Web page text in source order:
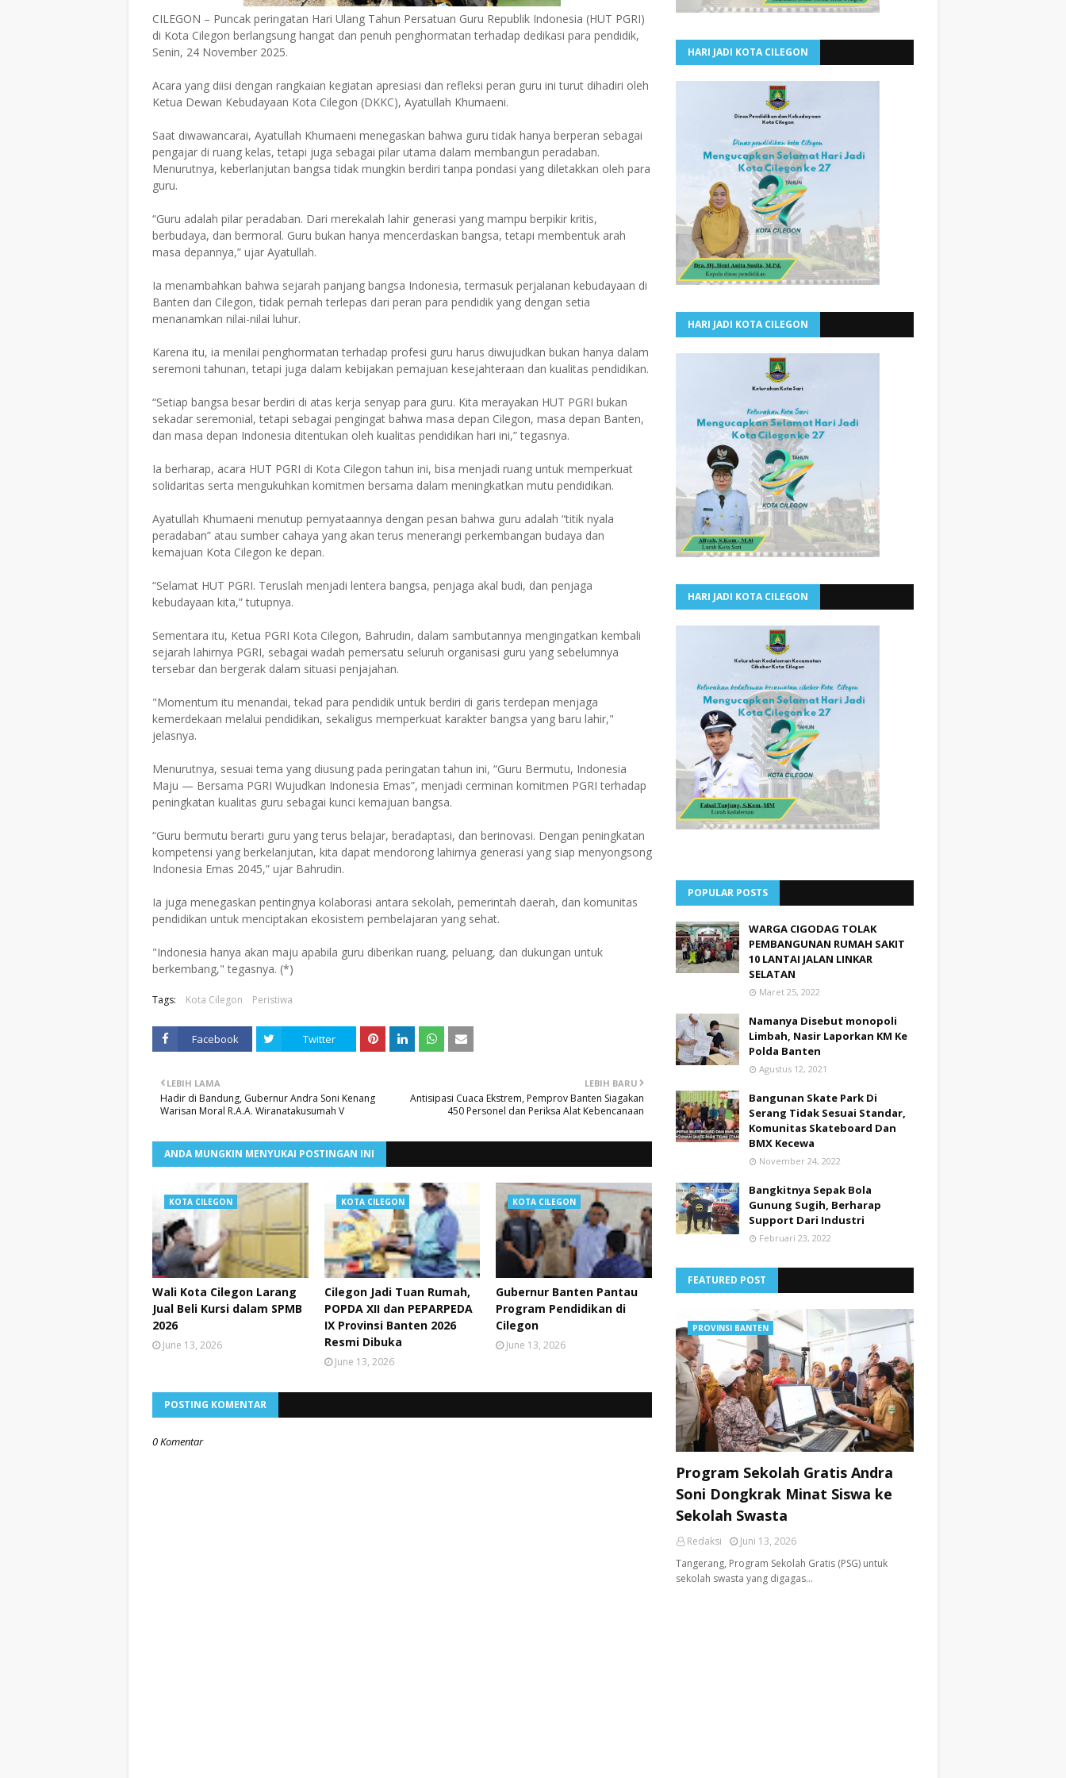
CILEGON – Puncak peringatan Hari Ulang Tahun Persatuan Guru Republik Indonesia (HUT PGRI)
di Kota Cilegon berlangsung hangat dan penuh penghormatan terhadap dedikasi para pendidik,
Senin, 24 November 2025.
Acara yang diisi dengan rangkaian kegiatan apresiasi dan refleksi peran guru ini turut dihadiri oleh
Ketua Dewan Kebudayaan Kota Cilegon (DKKC), Ayatullah Khumaeni.
Saat diwawancarai, Ayatullah Khumaeni menegaskan bahwa guru tidak hanya berperan sebagai
pengajar di ruang kelas, tetapi juga sebagai pilar utama dalam membangun peradaban.
Menurutnya, keberlanjutan bangsa tidak mungkin berdiri tanpa pondasi yang diletakkan oleh para
guru.
“Guru adalah pilar peradaban. Dari merekalah lahir generasi yang mampu berpikir kritis,
berbudaya, dan bermoral. Guru bukan hanya mencerdaskan bangsa, tetapi membentuk arah
masa depannya,” ujar Ayatullah.
Ia menambahkan bahwa sejarah panjang bangsa Indonesia, termasuk perjalanan kebudayaan di
Banten dan Cilegon, tidak pernah terlepas dari peran para pendidik yang dengan setia
menanamkan nilai-nilai luhur.
Karena itu, ia menilai penghormatan terhadap profesi guru harus diwujudkan bukan hanya dalam
seremoni tahunan, tetapi juga dalam kebijakan pemajuan kesejahteraan dan kualitas pendidikan.
“Setiap bangsa besar berdiri di atas kerja senyap para guru. Kita merayakan HUT PGRI bukan
sekadar seremonial, tetapi sebagai pengingat bahwa masa depan Cilegon, masa depan Banten,
dan masa depan Indonesia ditentukan oleh kualitas pendidikan hari ini,” tegasnya.
Ia berharap, acara HUT PGRI di Kota Cilegon tahun ini, bisa menjadi ruang untuk memperkuat
solidaritas serta mengukuhkan komitmen bersama dalam meningkatkan mutu pendidikan.
Ayatullah Khumaeni menutup pernyataannya dengan pesan bahwa guru adalah “titik nyala
peradaban” atau sumber cahaya yang akan terus menerangi perkembangan budaya dan
kemajuan Kota Cilegon ke depan.
“Selamat HUT PGRI. Teruslah menjadi lentera bangsa, penjaga akal budi, dan penjaga
kebudayaan kita,” tutupnya.
Sementara itu, Ketua PGRI Kota Cilegon, Bahrudin, dalam sambutannya mengingatkan kembali
sejarah lahirnya PGRI, sebagai wadah pemersatu seluruh organisasi guru yang sebelumnya
tersebar dan bergerak dalam situasi penjajahan.
"Momentum itu menandai, tekad para pendidik untuk berdiri di garis terdepan menjaga
kemerdekaan melalui pendidikan, sekaligus memperkuat karakter bangsa yang baru lahir,"
jelasnya.
Menurutnya, sesuai tema yang diusung pada peringatan tahun ini, “Guru Bermutu, Indonesia
Maju — Bersama PGRI Wujudkan Indonesia Emas”, menjadi cerminan komitmen PGRI terhadap
peningkatan kualitas guru sebagai kunci kemajuan bangsa.
“Guru bermutu berarti guru yang terus belajar, beradaptasi, dan berinovasi. Dengan peningkatan
kompetensi yang berkelanjutan, kita dapat mendorong lahirnya generasi yang siap menyongsong
Indonesia Emas 2045,” ujar Bahrudin.
Ia juga menegaskan pentingnya kolaborasi antara sekolah, pemerintah daerah, dan komunitas
pendidikan untuk menciptakan ekosistem pembelajaran yang sehat.
"Indonesia hanya akan maju apabila guru diberikan ruang, peluang, dan dukungan untuk
berkembang," tegasnya. (*)
Tags: Kota Cilegon Peristiwa
Facebook Twitter
LEBIH BARU
Antisipasi Cuaca Ekstrem, Pemprov Banten Siagakan
450 Personel dan Periksa Alat Kebencanaan
LEBIH LAMA
Hadir di Bandung, Gubernur Andra Soni Kenang
Warisan Moral R.A.A. Wiranatakusumah V
ANDA MUNGKIN MENYUKAI POSTINGAN INI
KOTA CILEGON
Wali Kota Cilegon Larang
Jual Beli Kursi dalam SPMB
2026
June 13, 2026
KOTA CILEGON
Cilegon Jadi Tuan Rumah,
POPDA XII dan PEPARPEDA
IX Provinsi Banten 2026
Resmi Dibuka
June 13, 2026
KOTA CILEGON
Gubernur Banten Pantau
Program Pendidikan di
Cilegon
June 13, 2026
POSTING KOMENTAR
0 Komentar
HARI JADI KOTA CILEGON
HARI JADI KOTA CILEGON
HARI JADI KOTA CILEGON
POPULAR POSTS
WARGA CIGODAG TOLAK
PEMBANGUNAN RUMAH SAKIT
10 LANTAI JALAN LINKAR
SELATAN
Maret 25, 2022
Namanya Disebut monopoli
Limbah, Nasir Laporkan KM Ke
Polda Banten
Agustus 12, 2021
Bangunan Skate Park Di
Serang Tidak Sesuai Standar,
Komunitas Skateboard Dan
BMX Kecewa
November 24, 2022
Bangkitnya Sepak Bola
Gunung Sugih, Berharap
Support Dari Industri
Februari 23, 2022
FEATURED POST
PROVINSI BANTEN
Program Sekolah Gratis Andra
Soni Dongkrak Minat Siswa ke
Sekolah Swasta
Redaksi
Juni 13, 2026
Tangerang, ​Program Sekolah Gratis (PSG) untuk
sekolah swasta yang digagas…